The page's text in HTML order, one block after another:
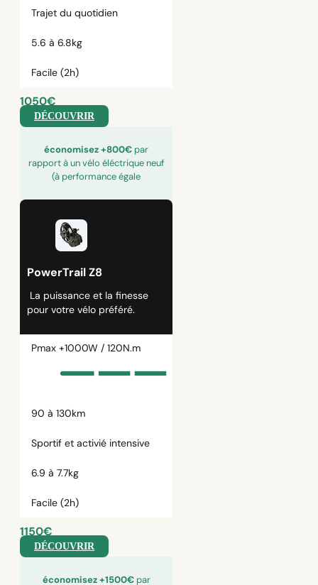
Trajet du quotidien
5.6 à 6.8kg
Facile (2h)
1050€
DÉCOUVRIR
économisez +800€ par
rapport à un vélo éléctrique neuf
(à performance égale
PowerTrail Z8
La puissance et la finesse
pour votre vélo préféré.
Pmax +1000W / 120N.m
90 à 130km
Sportif et activié intensive
6.9 à 7.7kg
Facile (2h)
1150€
DÉCOUVRIR
économisez +1500€ par